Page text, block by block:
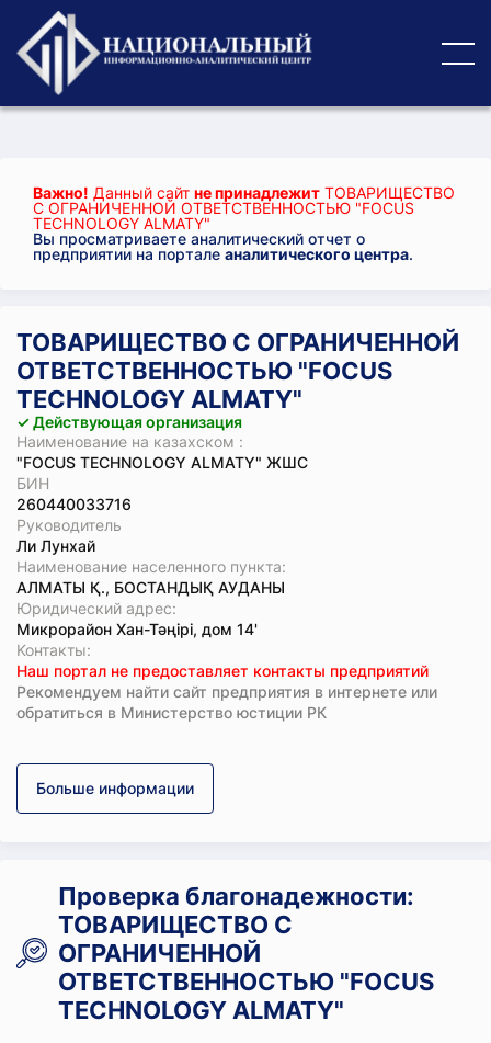
Важно! Данный сайт не принадлежит ТОВАРИЩЕСТВО
С ОГРАНИЧЕННОЙ ОТВЕТСТВЕННОСТЬЮ "FOCUS
TECHNOLOGY ALMATY"
Вы просматриваете аналитический отчет о
предприятии на портале аналитического центра.
ТОВАРИЩЕСТВО С ОГРАНИЧЕННОЙ
ОТВЕТСТВЕННОСТЬЮ "FOCUS
TECHNOLOGY ALMATY"
✓ Действующая организация
Наименование на казахском :
"FOCUS TECHNOLOGY ALMATY" ЖШС
БИН
260440033716
Руководитель
Ли Лунхай
Наименование населенного пункта:
АЛМАТЫ Қ., БОСТАНДЫҚ АУДАНЫ
Юридический адрес:
Микрорайон Хан-Тәңiрi, дом 14'
Koнтaкты:
Наш портал не предоставляет контакты предприятий
Рекомендуем найти сайт предприятия в интернете или
обратиться в Министерство юстиции РК
Больше информации
Проверка благонадежности:
ТОВАРИЩЕСТВО С
ОГРАНИЧЕННОЙ
ОТВЕТСТВЕННОСТЬЮ "FOCUS
TECHNOLOGY ALMATY"